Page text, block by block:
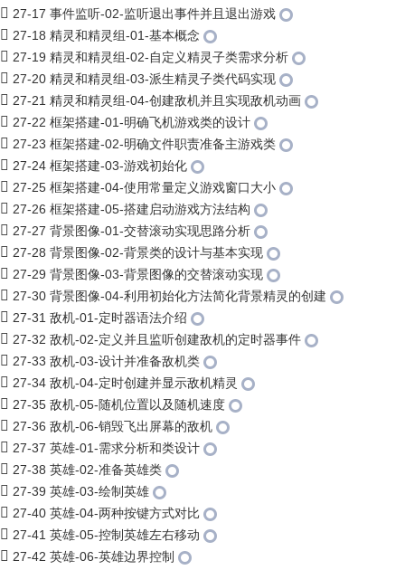
27-17 事件监听-02-监听退出事件并且退出游戏
27-18 精灵和精灵组-01-基本概念
27-19 精灵和精灵组-02-自定义精灵子类需求分析
27-20 精灵和精灵组-03-派生精灵子类代码实现
27-21 精灵和精灵组-04-创建敌机并且实现敌机动画
27-22 框架搭建-01-明确飞机游戏类的设计
27-23 框架搭建-02-明确文件职责准备主游戏类
27-24 框架搭建-03-游戏初始化
27-25 框架搭建-04-使用常量定义游戏窗口大小
27-26 框架搭建-05-搭建启动游戏方法结构
27-27 背景图像-01-交替滚动实现思路分析
27-28 背景图像-02-背景类的设计与基本实现
27-29 背景图像-03-背景图像的交替滚动实现
27-30 背景图像-04-利用初始化方法简化背景精灵的创建
27-31 敌机-01-定时器语法介绍
27-32 敌机-02-定义并且监听创建敌机的定时器事件
27-33 敌机-03-设计并准备敌机类
27-34 敌机-04-定时创建并显示敌机精灵
27-35 敌机-05-随机位置以及随机速度
27-36 敌机-06-销毁飞出屏幕的敌机
27-37 英雄-01-需求分析和类设计
27-38 英雄-02-准备英雄类
27-39 英雄-03-绘制英雄
27-40 英雄-04-两种按键方式对比
27-41 英雄-05-控制英雄左右移动
27-42 英雄-06-英雄边界控制